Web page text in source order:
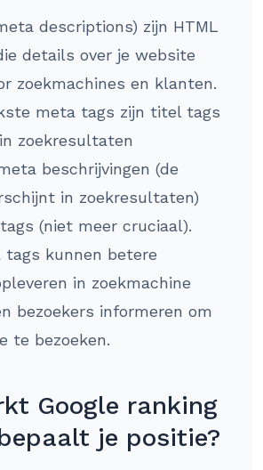
descriptions) zijn HTML
details over je website
zoekmachines en klanten.
meta tags zijn titel tags
zoekresultaten
beschrijvingen (de
in zoekresultaten)
(niet meer cruciaal).
tags kunnen betere
in zoekmachine
bezoekers informeren om
te bezoeken.
Google ranking
je positie?